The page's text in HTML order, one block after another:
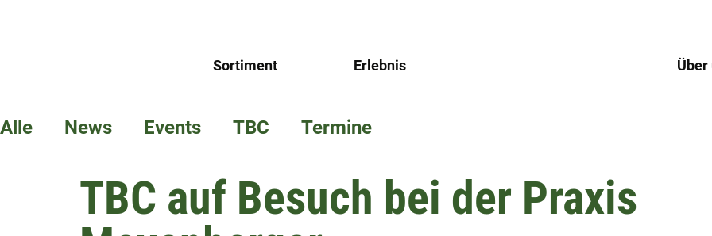
Sortiment Erlebnis Über
Alle News Events TBC Termine
TBC auf Besuch bei der Praxis